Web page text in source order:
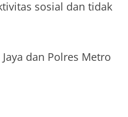
sosial dan tidak
dan Polres Metro